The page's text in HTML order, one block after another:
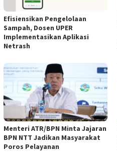
Efisiensikan Pengelolaan
Sampah, Dosen UPER
Implementasikan Aplikasi
Netrash
Menteri ATR/BPN Minta Jajaran
BPN NTT Jadikan Masyarakat
Poros Pelayanan